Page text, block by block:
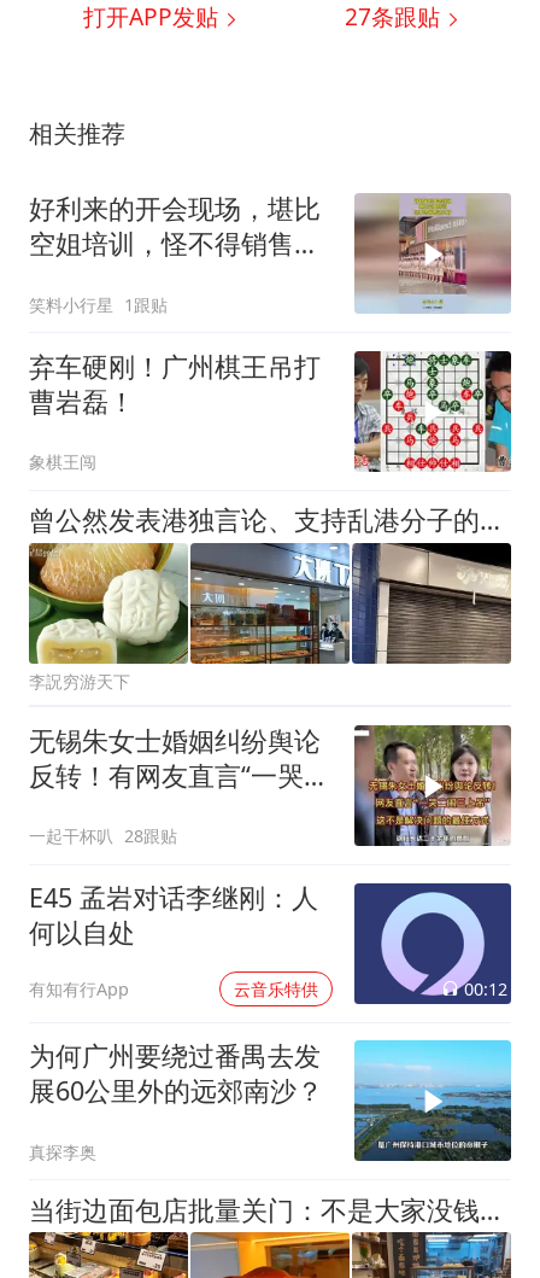
打开APP发贴 27条跟贴
相关推荐
好利来的开会现场，堪比
空姐培训，怪不得销售这
笑料小行星 1跟贴
弃车硬刚！广州棋王吊打
曹岩磊！
象棋王闯
曾公然发表港独言论、支持乱港分子的这家知名企业，后来怎么样？
李詋穷游天下
无锡朱女士婚姻纠纷舆论
反转！有网友直言“一哭二
一起干杯叭 28跟贴
E45 孟岩对话李继刚：人
何以自处
有知有行App 云音乐特供 00:12
为何广州要绕过番禺去发
展60公里外的远郊南沙？
真探李奥
当街边面包店批量关门：不是大家没钱了，而是没人愿意进店了